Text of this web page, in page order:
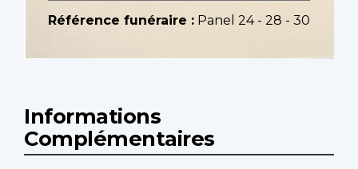
Référence funéraire : Panel 24 - 28 - 30
Informations
Complémentaires